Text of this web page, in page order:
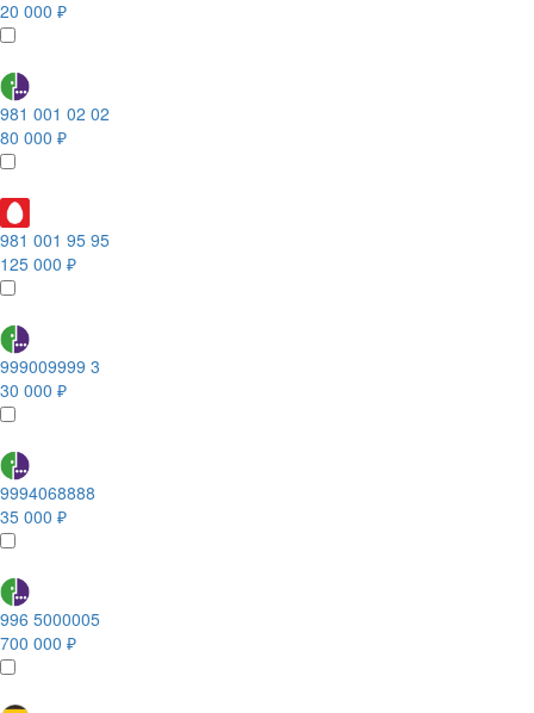
20 000 ₽
981 001 02 02
80 000 ₽
981 001 95 95
125 000 ₽
999009999 3
30 000 ₽
9994068888
35 000 ₽
996 5000005
700 000 ₽